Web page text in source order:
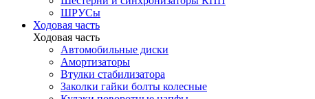
ШРУСы
Ходовая часть
Ходовая часть
Автомобильные диски
Амортизаторы
Втулки стабилизатора
Заколки гайки болты колесные